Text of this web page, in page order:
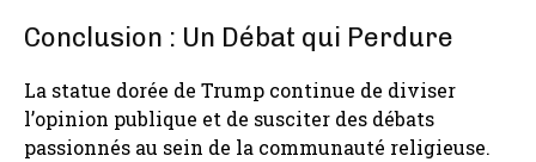
Conclusion : Un Débat qui Perdure
La statue dorée de Trump continue de diviser
l’opinion publique et de susciter des débats
passionnés au sein de la communauté religieuse.